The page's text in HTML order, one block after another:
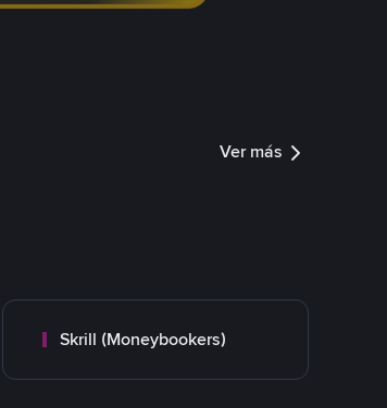
Ver más
Skrill (Moneybookers)